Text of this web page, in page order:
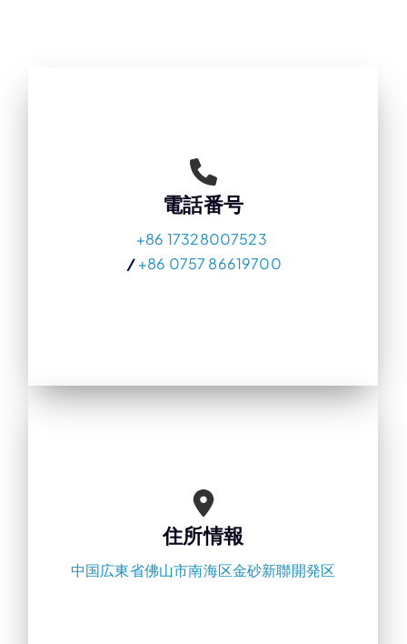
電話番号
+86 17328007523
/+86 0757 86619700
住所情報
中国広東省佛山市南海区金砂新聯開発区